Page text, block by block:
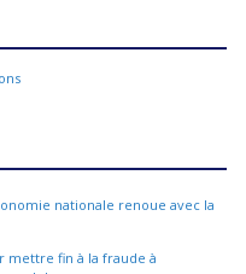
nationale renoue avec la
mettre fin à la fraude à